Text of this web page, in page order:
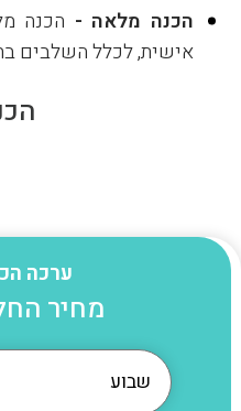
הכנה מלאה - הכנה
אישית, לכלל השלבים
ערכה
מחיר